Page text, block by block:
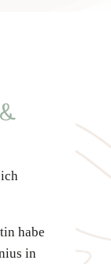
habe
in